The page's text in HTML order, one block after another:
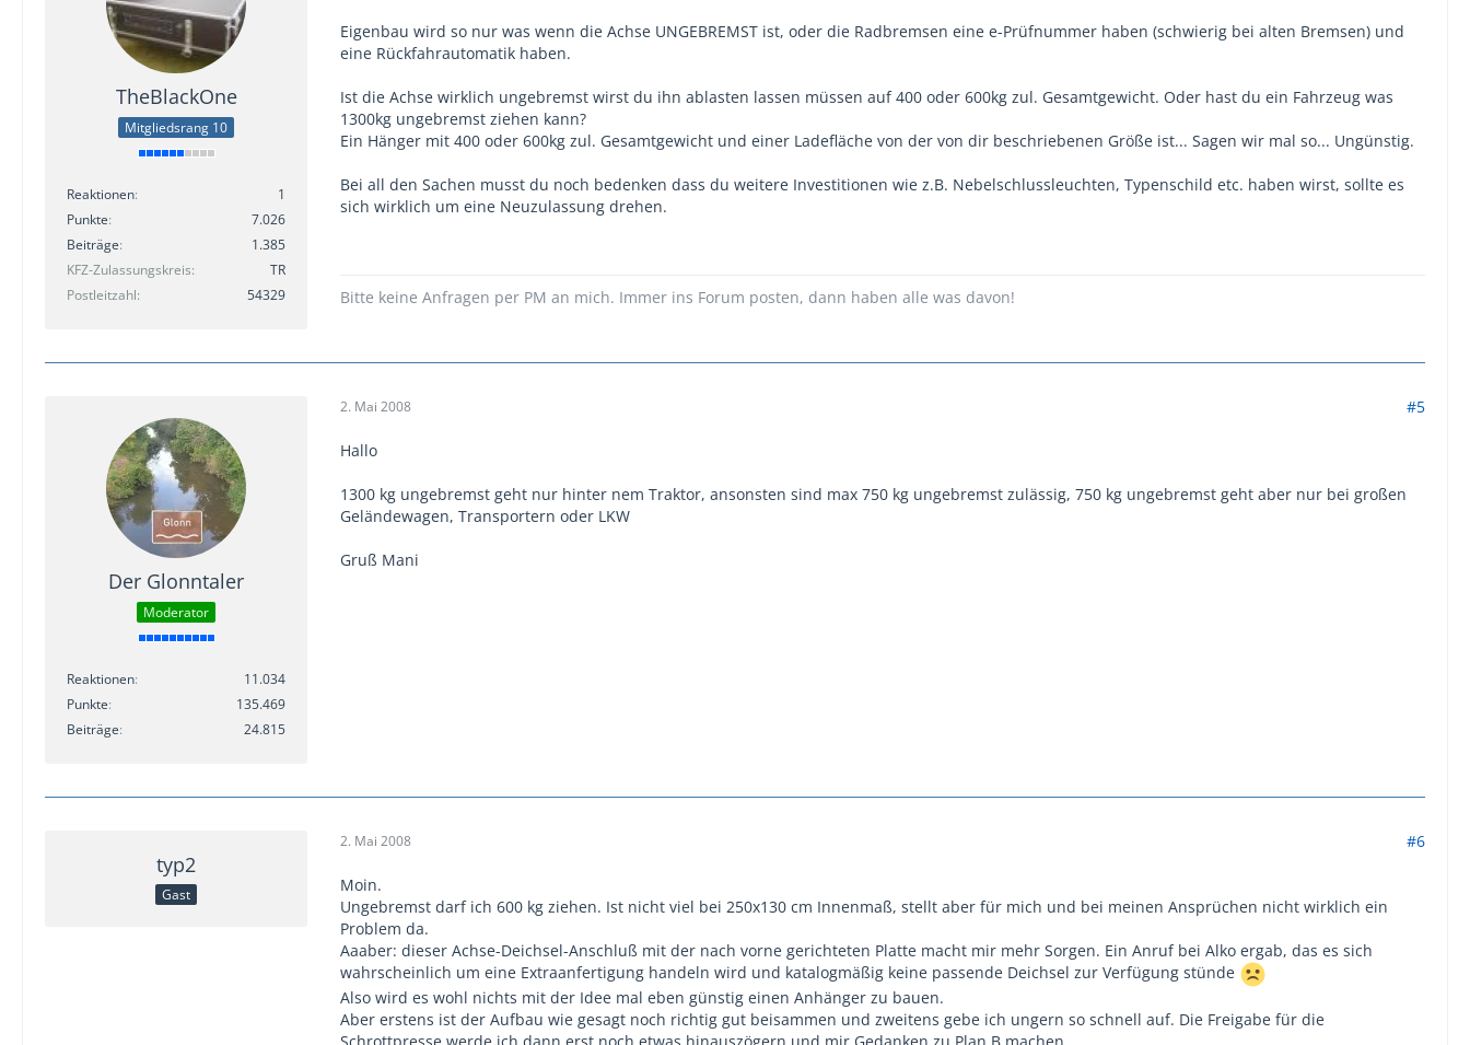
TheBlackOne
Mitgliedsrang 10
Reaktionen
1
Punkte
7.026
Beiträge
1.385
KFZ-Zulassungskreis
TR
Postleitzahl
54329
Eigenbau wird so nur was wenn die Achse UNGEBREMST ist, oder die Radbremsen eine e-Prüfnummer haben (schwierig bei alten Bremsen) und
eine Rückfahrautomatik haben.
Ist die Achse wirklich ungebremst wirst du ihn ablasten lassen müssen auf 400 oder 600kg zul. Gesamtgewicht. Oder hast du ein Fahrzeug was
1300kg ungebremst ziehen kann?
Ein Hänger mit 400 oder 600kg zul. Gesamtgewicht und einer Ladefläche von der von dir beschriebenen Größe ist... Sagen wir mal so... Ungünstig.
Bei all den Sachen musst du noch bedenken dass du weitere Investitionen wie z.B. Nebelschlussleuchten, Typenschild etc. haben wirst, sollte es
sich wirklich um eine Neuzulassung drehen.
Bitte keine Anfragen per PM an mich. Immer ins Forum posten, dann haben alle was davon!
Der Glonntaler
Moderator
Reaktionen
11.034
Punkte
135.469
Beiträge
24.815
2. Mai 2008 #5
Hallo
1300 kg ungebremst geht nur hinter nem Traktor, ansonsten sind max 750 kg ungebremst zulässig, 750 kg ungebremst geht aber nur bei großen
Geländewagen, Transportern oder LKW
Gruß Mani
typ2
Gast
2. Mai 2008 #6
Moin.
Ungebremst darf ich 600 kg ziehen. Ist nicht viel bei 250x130 cm Innenmaß, stellt aber für mich und bei meinen Ansprüchen nicht wirklich ein
Problem da.
Aaaber: dieser Achse-Deichsel-Anschluß mit der nach vorne gerichteten Platte macht mir mehr Sorgen. Ein Anruf bei Alko ergab, das es sich
wahrscheinlich um eine Extraanfertigung handeln wird und katalogmäßig keine passende Deichsel zur Verfügung stünde
Also wird es wohl nichts mit der Idee mal eben günstig einen Anhänger zu bauen.
Aber erstens ist der Aufbau wie gesagt noch richtig gut beisammen und zweitens gebe ich ungern so schnell auf. Die Freigabe für die
Schrottpresse werde ich dann erst noch etwas hinauszögern und mir Gedanken zu Plan B machen...